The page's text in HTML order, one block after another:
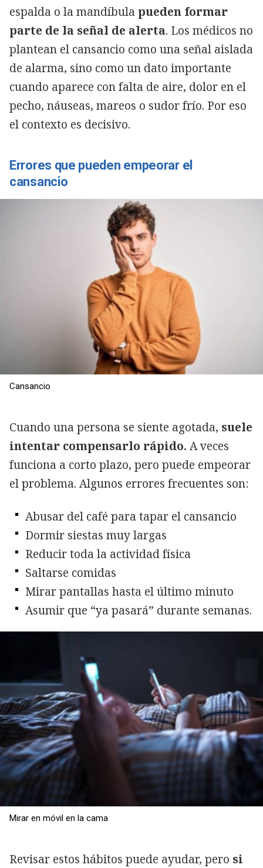
espalda o la mandíbula pueden formar
parte de la señal de alerta. Los médicos no
plantean el cansancio como una señal aislada
de alarma, sino como un dato importante
cuando aparece con falta de aire, dolor en el
pecho, náuseas, mareos o sudor frío. Por eso
el contexto es decisivo.
Errores que pueden empeorar el
cansancio
Cansancio
Cuando una persona se siente agotada, suele
intentar compensarlo rápido. A veces
funciona a corto plazo, pero puede empeorar
el problema. Algunos errores frecuentes son:
Abusar del café para tapar el cansancio
Dormir siestas muy largas
Reducir toda la actividad física
Saltarse comidas
Mirar pantallas hasta el último minuto
Asumir que “ya pasará” durante semanas.
Mirar en móvil en la cama
Revisar estos hábitos puede ayudar, pero si